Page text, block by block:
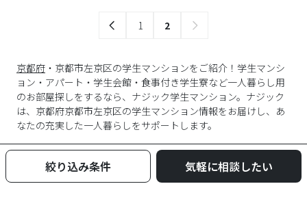
1 2
京都府 ・京都市左京区の学生マンションをご紹介！学生マンシ
ョン・アパート・学生会館・食事付き学生寮など一人暮らし用
のお部屋探しをするなら、ナジック学生マンション。ナジック
は、京都府京都市左京区の学生マンション情報をお届けし、あ
なたの充実した一人暮らしをサポートします。
絞り込み条件 気軽に相談したい